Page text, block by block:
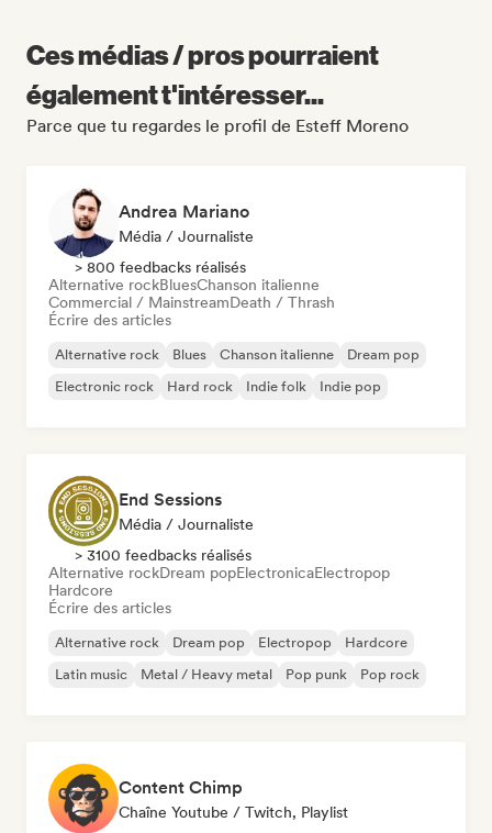
Ces médias / pros pourraient
également t'intéresser...
Parce que tu regardes le profil de Esteff Moreno
Andrea Mariano
Média / Journaliste
> 800 feedbacks réalisés
Alternative rockBluesChanson italienne
Commercial / MainstreamDeath / Thrash
Écrire des articles
Alternative rock Blues Chanson italienne
Dream pop
Electronic rock
Hard rock Indie folk Indie pop
End Sessions
Média / Journaliste
> 3100 feedbacks réalisés
Alternative rockDream popElectronicaElectropop
Hardcore
Écrire des articles
Alternative rock Dream pop Electropop
Hardcore
Latin music
Metal / Heavy metal Pop punk Pop rock
Content Chimp
Chaîne Youtube / Twitch, Playlist